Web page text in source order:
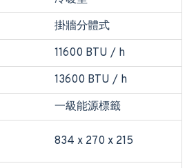
掛牆分體式
11600 BTU / h
13600 BTU / h
一級能源標籤
834 x 270 x 215